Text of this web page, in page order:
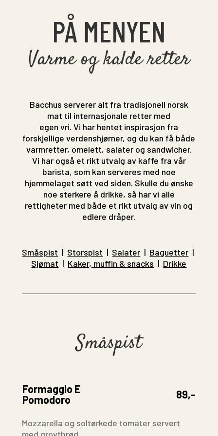
PÅ MENYEN
Varme og kalde retter
Bacchus serverer alt fra tradisjonell norsk
mat til internasjonale retter med
egen vri. Vi har hentet inspirasjon fra
forskjellige verdenshjørner, og du kan få både
varmretter, omelett, salater og sandwicher.
Vi har også et rikt utvalg av kaffe fra vår
barista, som kan serveres med noe
hjemmelaget søtt ved siden. Skulle du ønske
noe sterkere å drikke, så har vi alle
rettigheter med både et rikt utvalg av vin og
edlere dråper.
Småspist | Storspist | Salater | Baguetter |
Sjømat | Kaker, muffin & snacks | Drikke
Småspist
Formaggio E
Pomodoro
89,-
Mozzarella og soltørkede tomater servert